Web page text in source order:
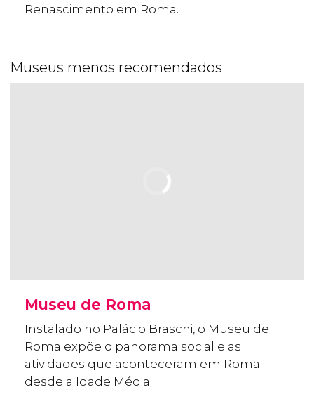
Renascimento em Roma.
Museus menos recomendados
Museu de Roma
Instalado no Palácio Braschi, o Museu de
Roma expõe o panorama social e as
atividades que aconteceram em Roma
desde a Idade Média.